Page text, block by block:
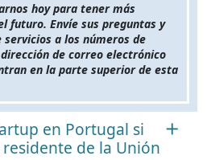
hoy para tener más
futuro. Envíe sus preguntas y
a los números de
de correo electrónico
en la parte superior de esta
en Portugal si
de la Unión